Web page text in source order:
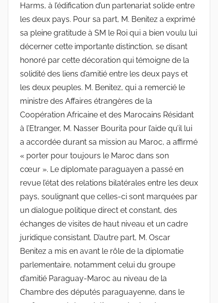
Harms, à l’édification d’un partenariat solide entre
les deux pays. Pour sa part, M. Benitez a exprimé
sa pleine gratitude à SM le Roi qui a bien voulu lui
décerner cette importante distinction, se disant
honoré par cette décoration qui témoigne de la
solidité des liens d’amitié entre les deux pays et
les deux peuples. M. Benitez, qui a remercié le
ministre des Affaires étrangères de la
Coopération Africaine et des Marocains Résidant
à l’Etranger, M. Nasser Bourita pour l’aide qu’il lui
a accordée durant sa mission au Maroc, a affirmé
« porter pour toujours le Maroc dans son
cœur ». Le diplomate paraguayen a passé en
revue l’état des relations bilatérales entre les deux
pays, soulignant que celles-ci sont marquées par
un dialogue politique direct et constant, des
échanges de visites de haut niveau et un cadre
juridique consistant. D’autre part, M. Oscar
Benitez a mis en avant le rôle de la diplomatie
parlementaire, notamment celui du groupe
d’amitié Paraguay-Maroc au niveau de la
Chambre des députés paraguayenne, dans le